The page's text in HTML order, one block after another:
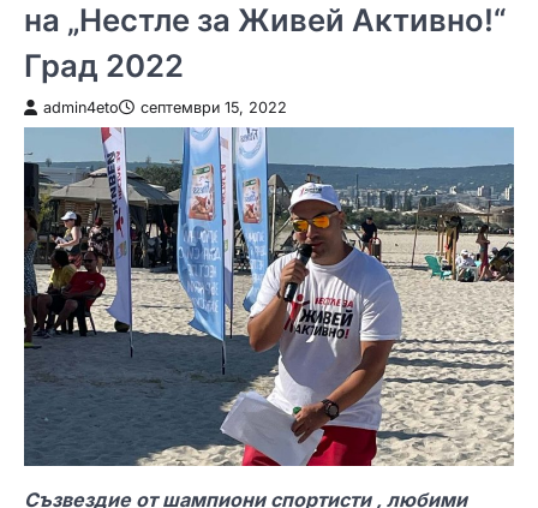
на „Нестле за Живей Активно!“
Град 2022
admin4eto септември 15, 2022
Съзвездие от шампиони спортисти , любими